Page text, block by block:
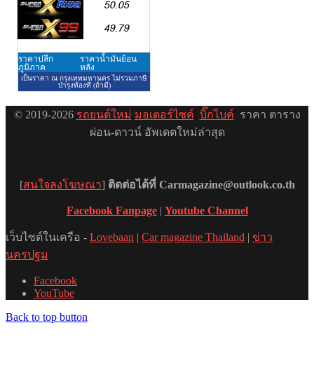
© 2019-2026 รถยนต์ใหม่ มอเตอร์ไซค์ บิ๊กไบค์ ราคา ตาราง
ผ่อน-ดาวน์ อัพเดตใหม่ล่าสุด
[สนใจลงโฆษณา] ติดต่อได้ที่ Carmagazine@outlook.co.th
Facebook Fanpage| Youtube Channel
เว็บไซต์ในเครือ - Lovebaan | Car magazine Thailand | ข่าว
นครปฐม
Facebook
YouTube
Back to top button